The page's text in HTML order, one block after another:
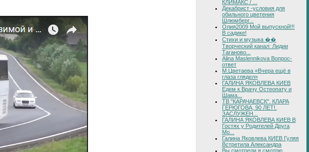
КЛИМАКС / ...
Декабрист -условия для
обильного цветения
Шлюмберг...
Олия2009 Мой выпускной!!!
В садике!
Стихи и музыка ��
Творческий канал: Лидии
Таганово...
Alina Maslennikova Вопрос-
ответ
М.Цветаева «Вчера ещё в
глаза глядел»
ГАЛИНА ЯКОВЛЕВА КИЕВ
Едем к Врачу Остеопату и
Шама...
ТВ "КАРАЧАЕВСК". КЛАРА
ГЕРЮГОВА, 90 ЛЕТ!.
ЗАСЛУЖЕН...
ГАЛИНА ЯКОВЛЕВА КИЕВ В
Гостях у Родителей Друга
Мо...
Галина Яковлева КИЕВ Гуляя
Встретила Александра
Вы смотрели я смотрю